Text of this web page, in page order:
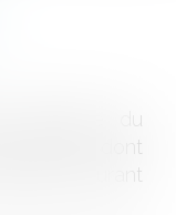
du
1987 et dont
durant